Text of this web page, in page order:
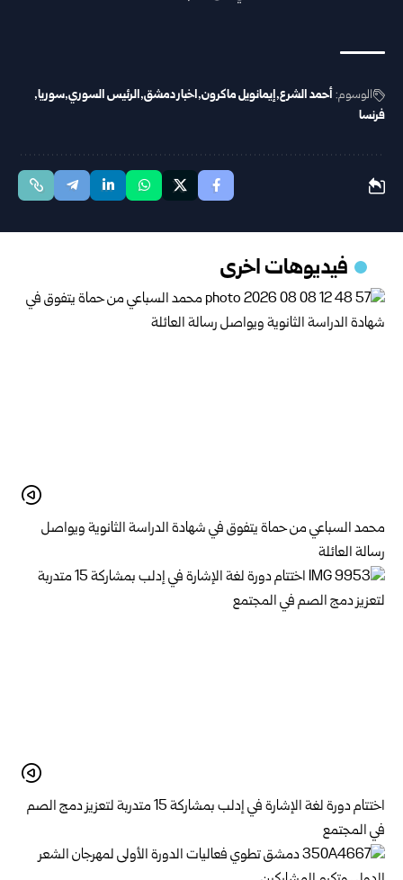
الوسوم: أحمد الشرع إيمانويل ماكرون اخبار دمشق الرئيس السوري سوريا
فرنسا
فيديوهات اخرى
محمد السباعي من حماة يتفوق في شهادة الدراسة الثانوية ويواصل
رسالة العائلة
اختتام دورة لغة الإشارة في إدلب بمشاركة 15 متدربة لتعزيز دمج الصم
في المجتمع